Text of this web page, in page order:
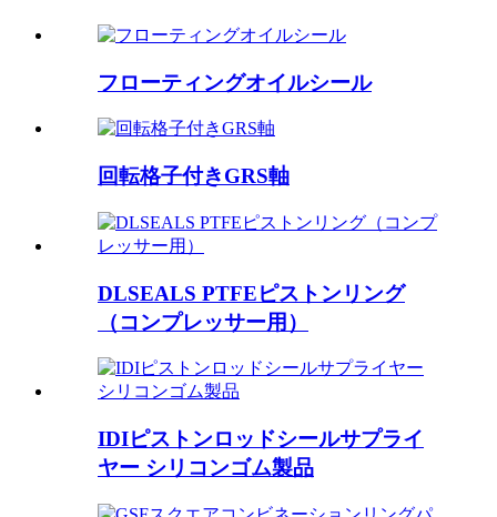
フローティングオイルシール
回転格子付きGRS軸
DLSEALS PTFEピストンリング
（コンプレッサー用）
IDIピストンロッドシールサプライ
ヤー シリコンゴム製品